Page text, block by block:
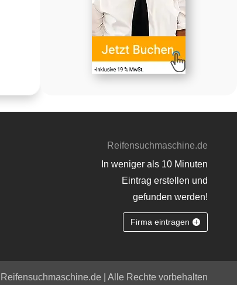
Reifensuchmaschine.de
In weniger als 10 Minuten
Eintrag erstellen und
gefunden werden!
Firma eintragen
Reifensuchmaschine.de | Alle Rechte vorbehalten